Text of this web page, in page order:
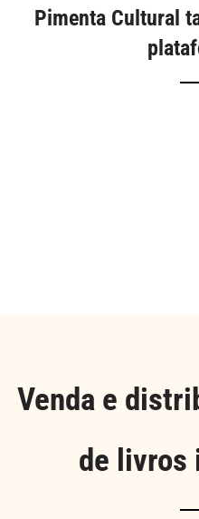
Pimenta Cultural
Venda e
de livros